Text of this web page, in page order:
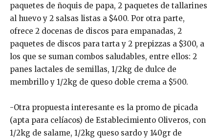
paquetes de ñoquis de papa, 2 paquetes de tallarines
al huevo y 2 salsas listas a $400. Por otra parte,
ofrece 2 docenas de discos para empanadas, 2
paquetes de discos para tarta y 2 prepizzas a $300, a
los que se suman combos saludables, entre ellos: 2
panes lactales de semillas, 1/2kg de dulce de
membrillo y 1/2kg de queso doble crema a $500.
-Otra propuesta interesante es la promo de picada
(apta para celíacos) de Establecimiento Oliveros, con
1/2kg de salame, 1/2kg queso sardo y 140gr de